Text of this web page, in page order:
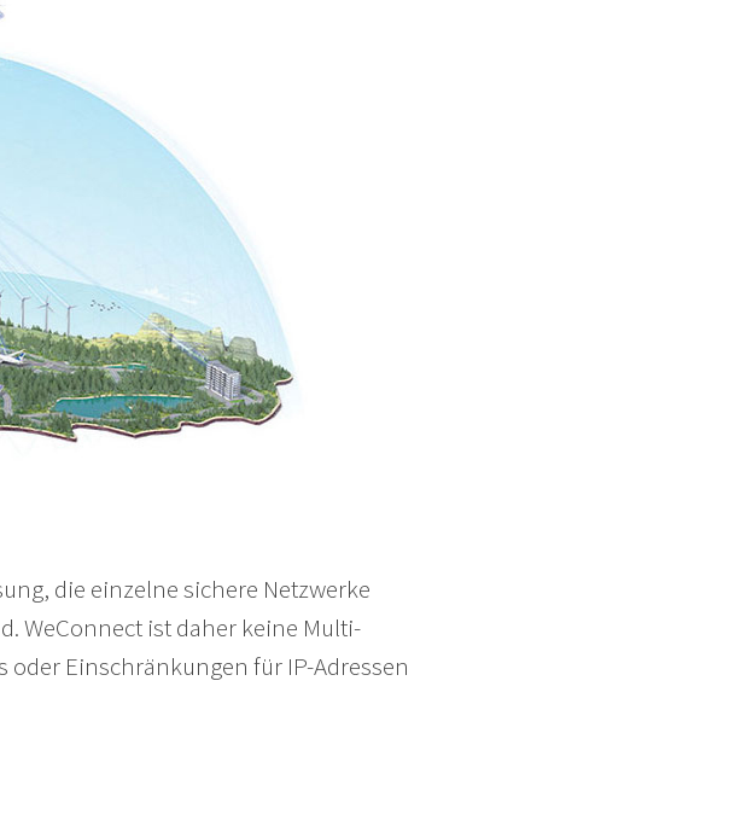
die einzelne sichere Netzwerke
WeConnect ist daher keine Multi-
Einschränkungen für IP-Adressen